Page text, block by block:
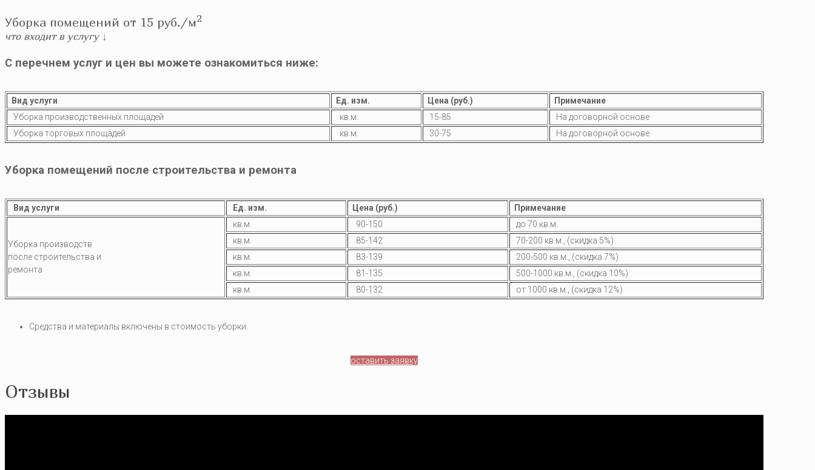
Уборка помещений от 15 руб./м2
что входит в услугу↓
C перечнем услуг и цен вы можете ознакомиться ниже:
Вид услуги Ед. изм. Цена (руб.)
Примечание
Уборка производственных площадей
кв.м. 15-85
На договорной основе
Уборка торговых площадей
кв.м. 30-75 На договорной основе
Уборка помещений после строительства и ремонта
Вид услуги Ед. изм. Цена (руб.) Примечание
Уборка производств
после строительства и
ремонта
кв.м. 90-150
до 70 кв.м.
кв.м.
85-142
70-200 кв.м., (скидка 5%)
кв.м.
83-139
200-500 кв.м., (скидка 7%)
кв.м.
81-135
500-1000 кв.м., (скидка 10%)
кв.м.
80-132 от 1000 кв.м., (скидка 12%)
Средства и материалы включены в стоимость уборки.
оставить заявку
Отзывы